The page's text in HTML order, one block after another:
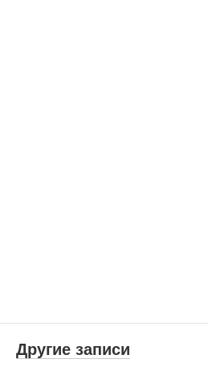
Другие записи